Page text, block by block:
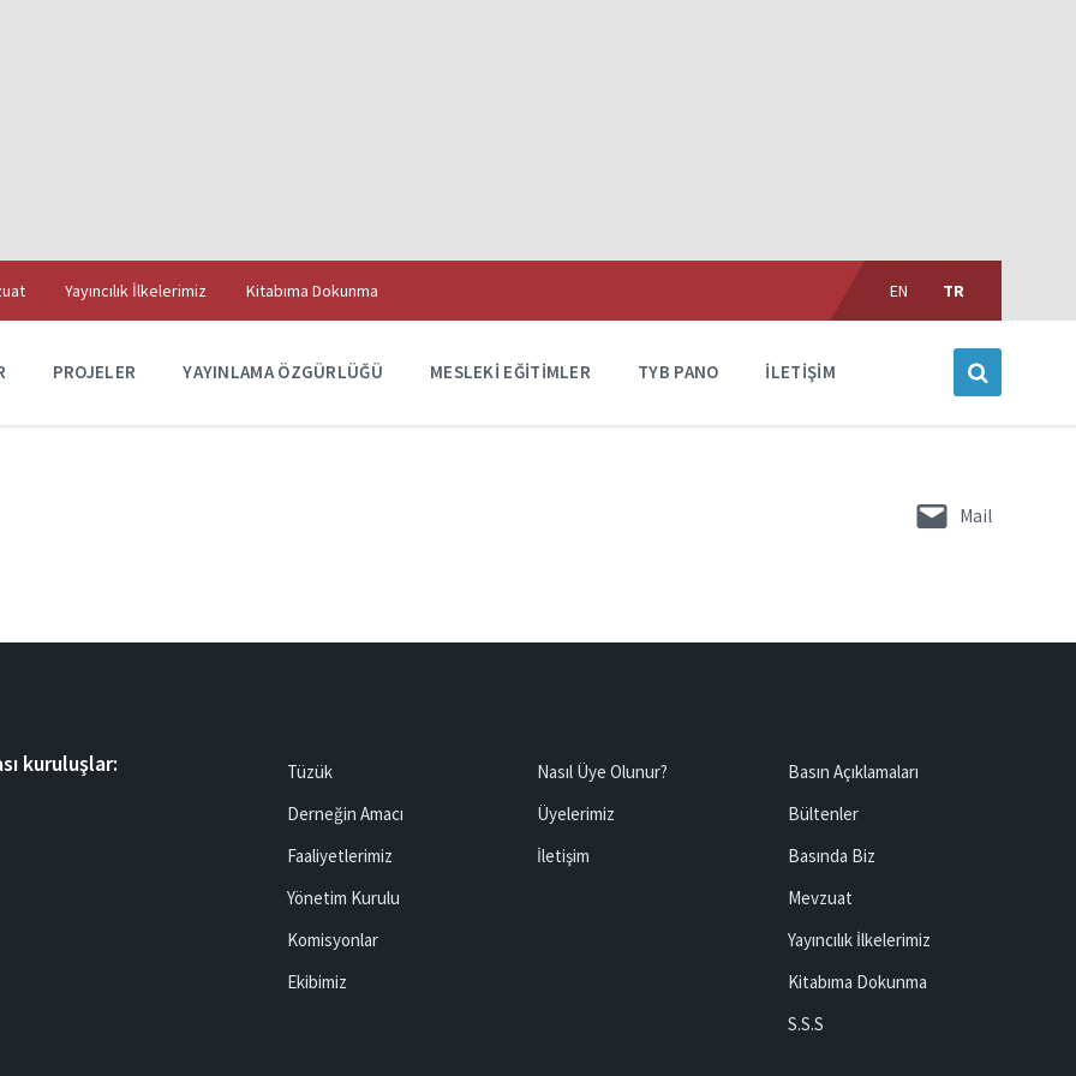
Yayıncılık İlkelerimiz
Kitabıma Dokunma
Choose
language:
EN TR
PROJELER YAYINLAMA ÖZGÜRLÜĞÜ MESLEKI EĞITIMLER TYB PANO İLETIŞIM
Mail
kuruluşlar:
Tüzük
Derneğin Amacı
Faaliyetlerimiz
Yönetim Kurulu
Komisyonlar
Ekibimiz
Nasıl Üye Olunur?
Üyelerimiz
İletişim
Basın Açıklamaları
Bültenler
Basında Biz
Mevzuat
Yayıncılık İlkelerimiz
Kitabıma Dokunma
S.S.S